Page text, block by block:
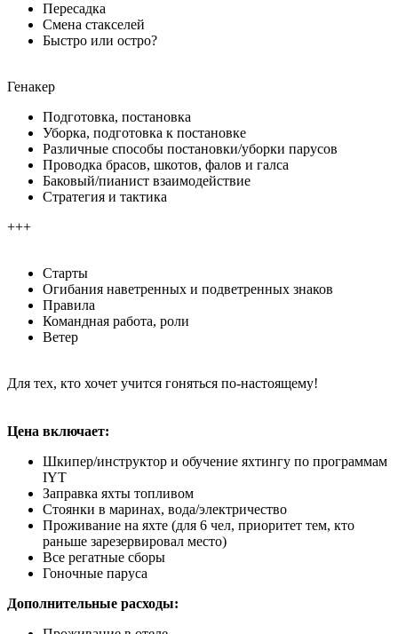
Пересадка
Смена стакселей
Быстро или остро?
Генакер
Подготовка, постановка
Уборка, подготовка к постановке
Различные способы постановки/уборки парусов
Проводка брасов, шкотов, фалов и галса
Баковый/пианист взаимодействие
Стратегия и тактика
+++
Старты
Огибания наветренных и подветренных знаков
Правила
Командная работа, роли
Ветер
Для тех, кто хочет учится гоняться по-настоящему!
Цена включает:
Шкипер/инструктор и обучение яхтингу по программам
IYT
Заправка яхты топливом
Стоянки в маринах, вода/электричество
Проживание на яхте (для 6 чел, приоритет тем, кто
раньше зарезервировал место)
Все регатные сборы
Гоночные паруса
Дополнительные расходы: